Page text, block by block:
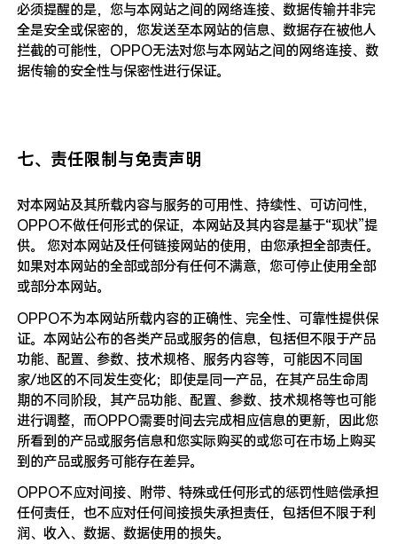
必须提醒的是，您与本网站之间的网络连接、数据传输并非完
全是安全或保密的，您发送至本网站的信息、数据存在被他人
拦截的可能性，OPPO无法对您与本网站之间的网络连接、数
据传输的安全性与保密性进行保证。
七、责任限制与免责声明
对本网站及其所载内容与服务的可用性、持续性、可访问性，
OPPO不做任何形式的保证，本网站及其内容是基于“现状”提
供。 您对本网站及任何链接网站的使用，由您承担全部责任。
如果对本网站的全部或部分有任何不满意，您可停止使用全部
或部分本网站。
OPPO不为本网站所载内容的正确性、完全性、可靠性提供保
证。本网站公布的各类产品或服务的信息，包括但不限于产品
功能、配置、参数、技术规格、服务内容等，可能因不同国
家/地区的不同发生变化；即使是同一产品，在其产品生命周
期的不同阶段，其产品功能、配置、参数、技术规格等也可能
进行调整，而OPPO需要时间去完成相应信息的更新，因此您
所看到的产品或服务信息和您实际购买的或您可在市场上购买
到的产品或服务可能存在差异。
OPPO不应对间接、附带、特殊或任何形式的惩罚性赔偿承担
任何责任，也不应对任何间接损失承担责任，包括但不限于利
润、收入、数据、数据使用的损失。